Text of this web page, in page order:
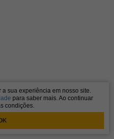
sua experiência em nosso site.
para saber mais. Ao continuar
condições.